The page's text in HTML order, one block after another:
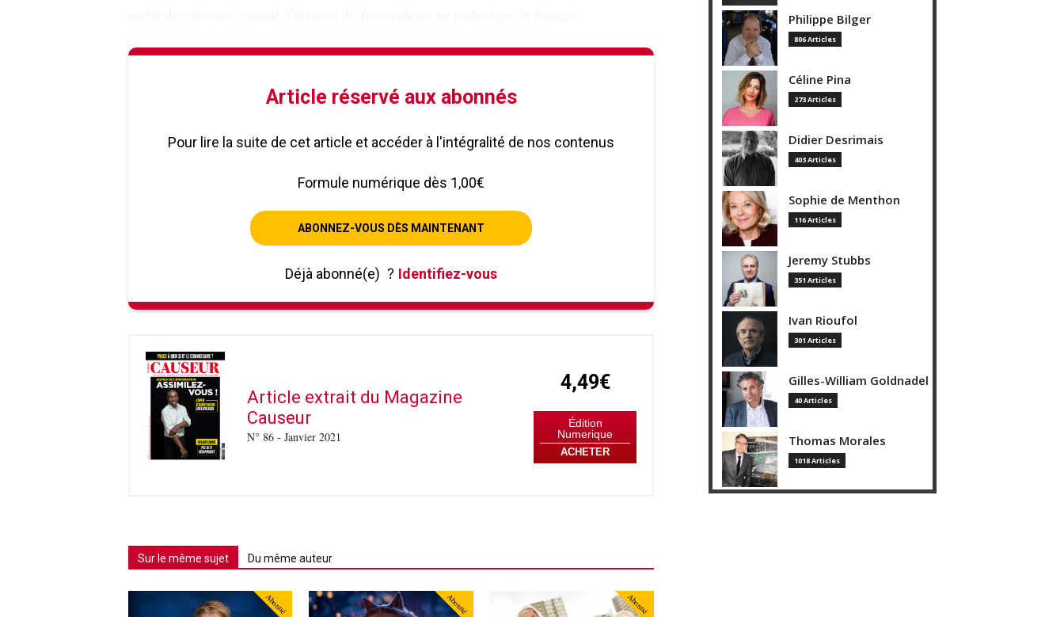
Article réservé aux abonnés
Pour lire la suite de cet article et accéder à l'intégralité de nos contenus
Formule numérique dès 1,00€
ABONNEZ-VOUS DÈS MAINTENANT
Déjà abonné(e) ? Identifiez-vous
Article extrait du Magazine
Causeur
N° 86 - Janvier 2021
4,49€
Édition
Numerique
ACHETER
Sur le même sujet Du même auteur
Abonné Abonné Abonné
Philippe Bilger
806 Articles
Céline Pina
273 Articles
Didier Desrimais
403 Articles
Sophie de Menthon
116 Articles
Jeremy Stubbs
351 Articles
Ivan Rioufol
301 Articles
Gilles-William Goldnadel
40 Articles
Thomas Morales
1018 Articles